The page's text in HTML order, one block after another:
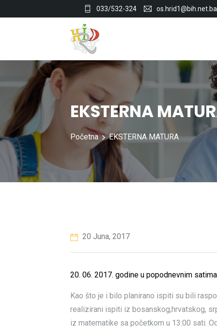
033/532-324 os.hrid1@bih.net.ba
EKSTERNA
Početna EKSTERNA MATURA
20 Juna, 2017
20. 06. 2017. godine u popodnevnim
Kao što je i bilo planirano ispiti su bili
realizirani ispiti iz bosanskog,hrvatskog,
iz matematike sa početkom u 13:00 sati.